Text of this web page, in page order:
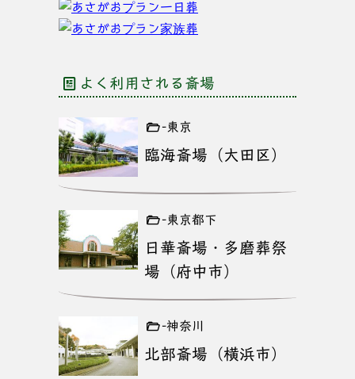
よく利用される斎場
-東京
臨海斎場（大田区）
-東京都下
日華斎場・多磨葬祭
場（府中市）
-神奈川
北部斎場（横浜市）